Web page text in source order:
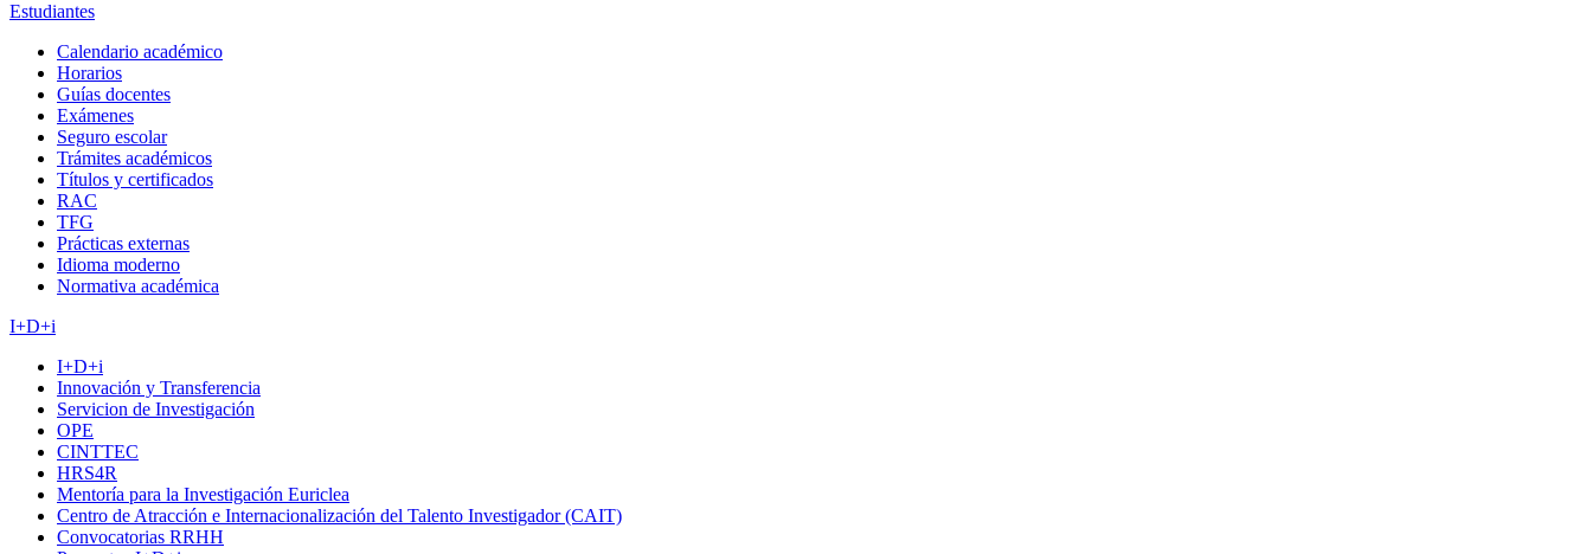
Estudiantes
Calendario académico
Horarios
Guías docentes
Exámenes
Seguro escolar
Trámites académicos
Títulos y certificados
RAC
TFG
Prácticas externas
Idioma moderno
Normativa académica
I+D+i
I+D+i
Innovación y Transferencia
Servicion de Investigación
OPE
CINTTEC
HRS4R
Mentoría para la Investigación Euriclea
Centro de Atracción e Internacionalización del Talento Investigador (CAIT)
Convocatorias RRHH